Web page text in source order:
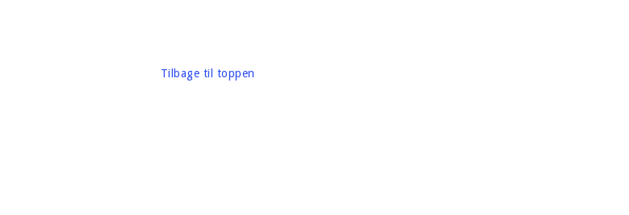
Tilbage til toppen